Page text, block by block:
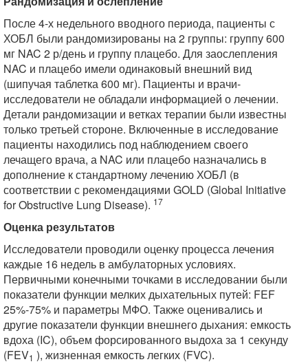
После 4-х недельного вводного периода, пациенты с
ХОБЛ были рандомизированы на 2 группы: группу 600
мг NAC 2 р/день и группу плацебо. Для заослепления
NAC и плацебо имели одинаковый внешний вид
(шипучая таблетка 600 мг). Пациенты и врачи-
исследователи не обладали информацией о лечении.
Детали рандомизации и ветках терапии были известны
только третьей стороне. Включенные в исследование
пациенты находились под наблюдением своего
лечащего врача, а NAC или плацебо назначались в
дополнение к стандартному лечению ХОБЛ (в
соответствии с рекомендациями GOLD (Global Initiative
for Obstructive Lung Disease). 17
Оценка результатов
Исследователи проводили оценку процесса лечения
каждые 16 недель в амбулаторных условиях.
Первичными конечными точками в исследовании были
показатели функции мелких дыхательных путей: FEF
25%-75% и параметры МФО. Также оценивались и
другие показатели функции внешнего дыхания: емкость
вдоха (IC), объем форсированного выдоха за 1 секунду
(FEV1 ), жизненная емкость легких (FVC).